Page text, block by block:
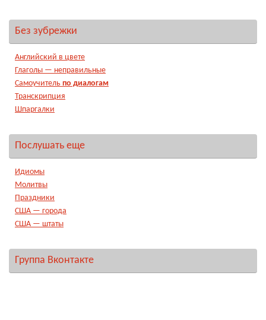
Без зубрежки
Английский в цвете
Глаголы — неправильные
Самоучитель по диалогам
Транскрипция
Шпаргалки
Послушать еще
Идиомы
Молитвы
Праздники
США — города
США — штаты
Группа Вконтакте